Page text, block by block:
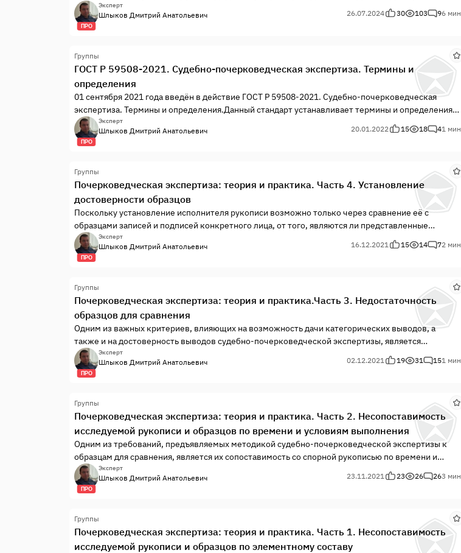
из предвыборной гонки. В частности, сомнению подвергся факт подписания Джо Байденом
(Joe Biden) письма-обращения к американцам...
ПРО
Эксперт
Шлыков Дмитрий Анатольевич 26.07.2024 30 103 96 мин
Группы
ГОСТ Р 59508-2021. Судебно-почерковедческая экспертиза. Термины и
определения
01 сентября 2021 года введён в действие ГОСТ Р 59508-2021. Судебно-почерковедческая
экспертиза. Термины и определения.Данный стандарт устанавливает термины и определения
понятий, применяемые в судебно-почерковедческой экспертизе. Термины, устанавливаемые
данным стандартом, рекомендованы для применен...
ПРО
Эксперт
Шлыков Дмитрий Анатольевич 20.01.2022 15 18 41 мин
Группы
Почерковедческая экспертиза: теория и практика. Часть 4. Установление
достоверности образцов
Поскольку установление исполнителя рукописи возможно только через сравнение её с
образцами записей и подписей конкретного лица, от того, являются ли представленные
образцы достоверными, то есть несомненно выполненными проверяемым лицом, зависит и
итог почерковедческой экспертизы.Таким образом, одним...
ПРО
Эксперт
Шлыков Дмитрий Анатольевич 16.12.2021 15 14 72 мин
Группы
Почерковедческая экспертиза: теория и практика.Часть 3. Недостаточность
образцов для сравнения
Одним из важных критериев, влияющих на возможность дачи категорических выводов, а
также и на достоверность выводов судебно-почерковедческой экспертизы, является
достаточность предоставляемых образцов с количественной точки зрения. Несмотря на то, что
достаточность образцов оценивается экспертом в ка...
ПРО
Эксперт
Шлыков Дмитрий Анатольевич 02.12.2021 19 31 151 мин
Группы
Почерковедческая экспертиза: теория и практика. Часть 2. Несопоставимость
исследуемой рукописи и образцов по времени и условиям выполнения
Одним из требований, предъявляемых методикой судебно-почерковедческой экспертизы к
образцам для сравнения, является их сопоставимость со спорной рукописью по времени и
условиям выполнения. Как известно, почерк человека изменчив во времени, и изменения эти
сильнее проявляются в рукописях, выполненных...
ПРО
Эксперт
Шлыков Дмитрий Анатольевич 23.11.2021 23 26 263 мин
Группы
Почерковедческая экспертиза: теория и практика. Часть 1. Несопоставимость
исследуемой рукописи и образцов по элементному составу